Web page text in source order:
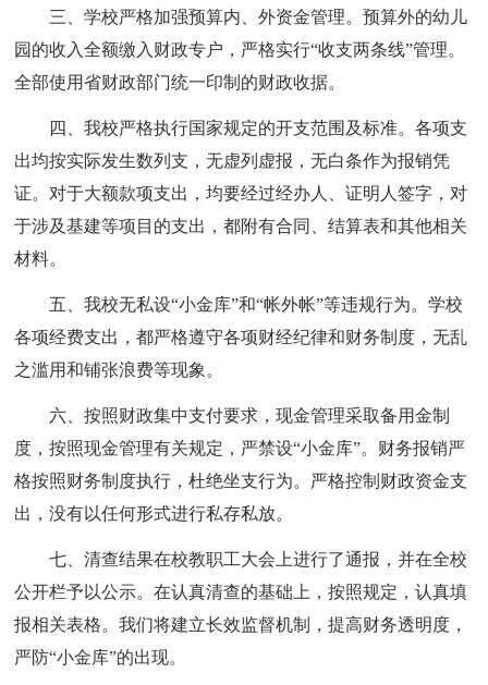
三、学校严格加强预算内、外资金管理。预算外的幼儿
园的收入全额缴入财政专户，严格实行“收支两条线”管理。
全部使用省财政部门统一印制的财政收据。
四、我校严格执行国家规定的开支范围及标准。各项支
出均按实际发生数列支，无虚列虚报，无白条作为报销凭
证。对于大额款项支出，均要经过经办人、证明人签字，对
于涉及基建等项目的支出，都附有合同、结算表和其他相关
材料。
五、我校无私设“小金库”和“帐外帐”等违规行为。学校
各项经费支出，都严格遵守各项财经纪律和财务制度，无乱
之滥用和铺张浪费等现象。
六、按照财政集中支付要求，现金管理采取备用金制
度，按照现金管理有关规定，严禁设“小金库”。财务报销严
格按照财务制度执行，杜绝坐支行为。严格控制财政资金支
出，没有以任何形式进行私存私放。
七、清查结果在校教职工大会上进行了通报，并在全校
公开栏予以公示。在认真清查的基础上，按照规定，认真填
报相关表格。我们将建立长效监督机制，提高财务透明度，
严防“小金库”的出现。